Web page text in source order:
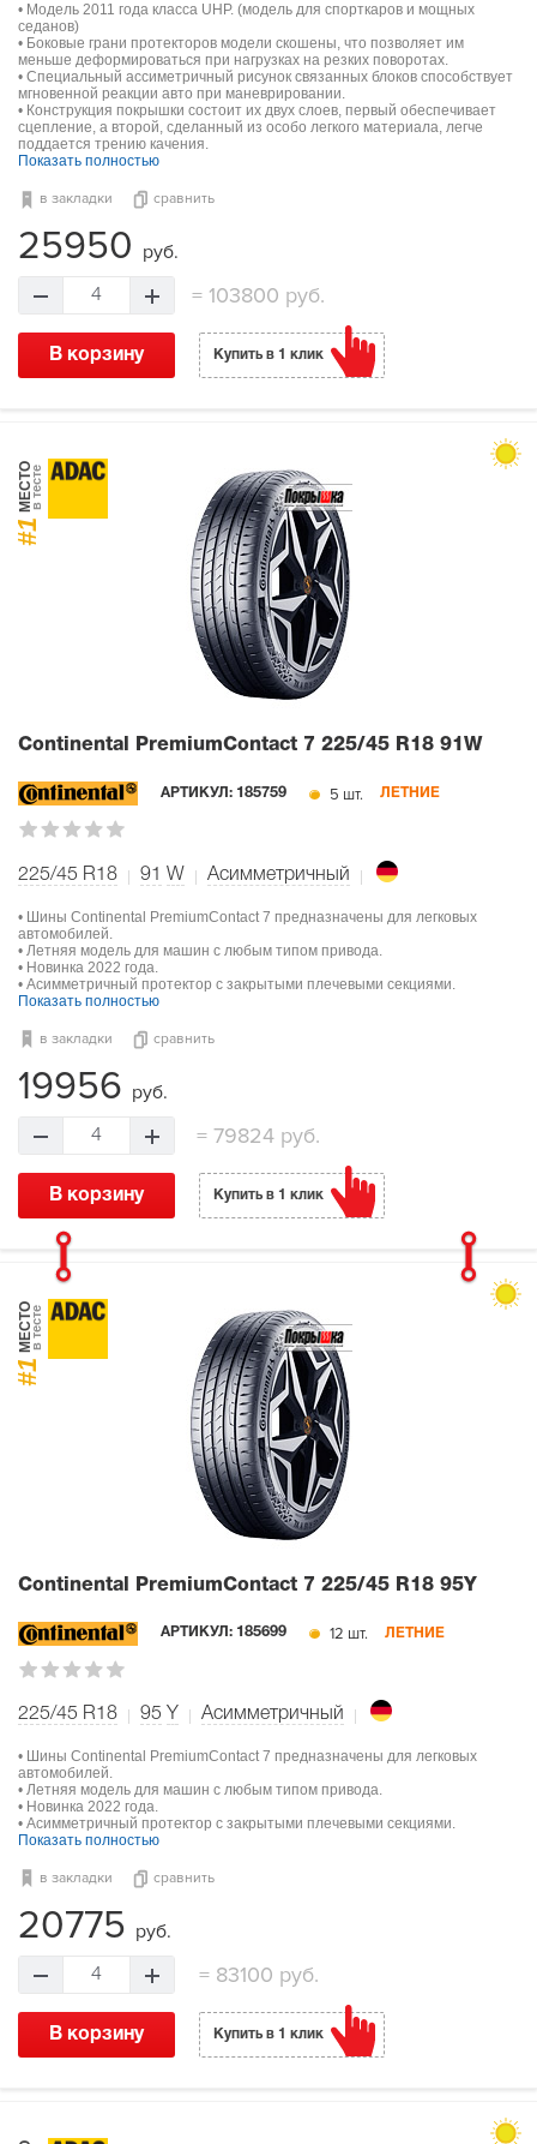
• Модель 2011 года класса UHP. (модель для спорткаров и мощных
седанов)
• Боковые грани протекторов модели скошены, что позволяет им
меньше деформироваться при нагрузках на резких поворотах.
• Специальный ассиметричный рисунок связанных блоков способствует
мгновенной реакции авто при маневрировании.
• Конструкция покрышки состоит их двух слоев, первый обеспечивает
сцепление, а второй, сделанный из особо легкого материала, легче
поддается трению качения.
Показать полностью
в закладки сравнить
25950 руб.
4 = 103800 руб.
В корзину Купить в 1 клик
#1
МЕСТОв тесте
Continental PremiumContact 7 225/45 R18 91W
АРТИКУЛ: 185759 5 шт. ЛЕТНИЕ
225/45 R18 91 W Асимметричный
• Шины Continental PremiumContact 7 предназначены для легковых
автомобилей.
• Летняя модель для машин с любым типом привода.
• Новинка 2022 года.
• Асимметричный протектор с закрытыми плечевыми секциями.
Показать полностью
в закладки сравнить
19956 руб.
4 = 79824 руб.
В корзину Купить в 1 клик
#1
МЕСТОв тесте
Continental PremiumContact 7 225/45 R18 95Y
АРТИКУЛ: 185699 12 шт. ЛЕТНИЕ
225/45 R18 95 Y Асимметричный
• Шины Continental PremiumContact 7 предназначены для легковых
автомобилей.
• Летняя модель для машин с любым типом привода.
• Новинка 2022 года.
• Асимметричный протектор с закрытыми плечевыми секциями.
Показать полностью
в закладки сравнить
20775 руб.
4 =83100 руб.
В корзину Купить в 1 клик